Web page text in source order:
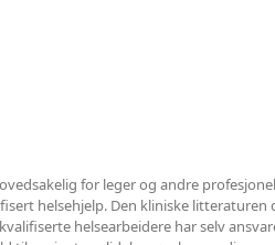
for leger og andre
helsehjelp. Den kliniske
helsearbeidere har selv